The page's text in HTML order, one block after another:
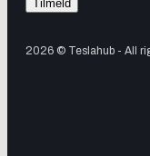
2026 © Teslahub - All